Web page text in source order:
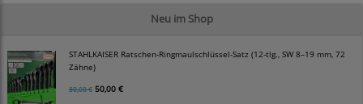
Neu im Shop
STAHLKAISER Ratschen-Ringmaulschlüssel-Satz (12-tlg., SW 8–19 mm, 72
Zähne)
80,00 € 50,00 €